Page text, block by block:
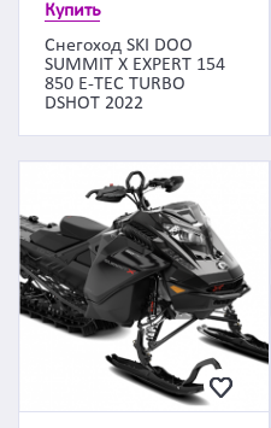
Купить
Снегоход SKI DOO
SUMMIT X EXPERT 154
850 E-TEC TURBO
DSHOT 2022